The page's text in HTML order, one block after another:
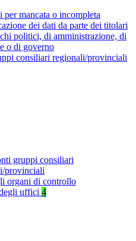
per mancata o incompleta
dei dati da parte dei titolari
politici, di amministrazione, di
o di governo
consiliari regionali/provinciali
gruppi consiliari
provinciali
organi di controllo
uffici 4